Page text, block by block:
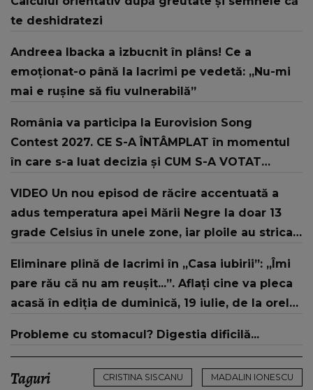
te deshidratezi
Andreea Ibacka a izbucnit în plâns! Ce a
emoționat-o până la lacrimi pe vedetă: „Nu-mi
mai e rușine să fiu vulnerabilă”
România va participa la Eurovision Song
Contest 2027. CE S-A ÎNTÂMPLAT în momentul
în care s-a luat decizia și CUM S-A VOTAT
strategic de..."
VIDEO Un nou episod de răcire accentuată a
adus temperatura apei Mării Negre la doar 13
grade Celsius în unele zone, iar ploile au stricat
Eliminare plină de lacrimi în „Casa iubirii”: „Îmi
pare rău că nu am reușit...”. Aflați cine va pleca
acasă în ediția de duminică, 19 iulie, de la orele
Probleme cu stomacul? Digestia dificilă...
Taguri CRISTINA SISCANU MADALIN IONESCU